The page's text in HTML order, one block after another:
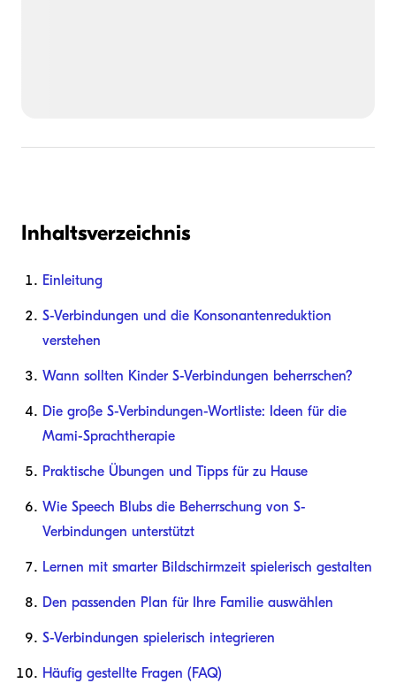
Inhaltsverzeichnis
Einleitung
S-Verbindungen und die Konsonantenreduktion
verstehen
Wann sollten Kinder S-Verbindungen beherrschen?
Die große S-Verbindungen-Wortliste: Ideen für die
Mami-Sprachtherapie
Praktische Übungen und Tipps für zu Hause
Wie Speech Blubs die Beherrschung von S-
Verbindungen unterstützt
Lernen mit smarter Bildschirmzeit spielerisch gestalten
Den passenden Plan für Ihre Familie auswählen
S-Verbindungen spielerisch integrieren
Häufig gestellte Fragen (FAQ)